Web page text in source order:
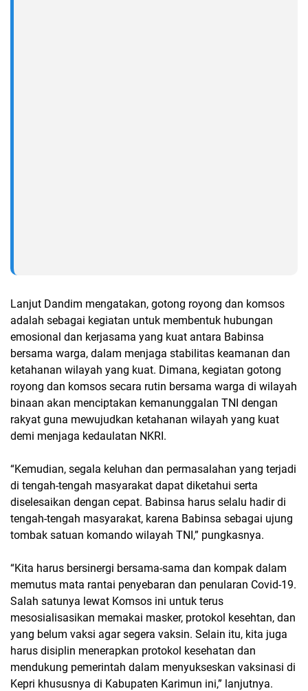
Lanjut Dandim mengatakan, gotong royong dan komsos
adalah sebagai kegiatan untuk membentuk hubungan
emosional dan kerjasama yang kuat antara Babinsa
bersama warga, dalam menjaga stabilitas keamanan dan
ketahanan wilayah yang kuat. Dimana, kegiatan gotong
royong dan komsos secara rutin bersama warga di wilayah
binaan akan menciptakan kemanunggalan TNI dengan
rakyat guna mewujudkan ketahanan wilayah yang kuat
demi menjaga kedaulatan NKRI.
“Kemudian, segala keluhan dan permasalahan yang terjadi
di tengah-tengah masyarakat dapat diketahui serta
diselesaikan dengan cepat. Babinsa harus selalu hadir di
tengah-tengah masyarakat, karena Babinsa sebagai ujung
tombak satuan komando wilayah TNI,” pungkasnya.
“Kita harus bersinergi bersama-sama dan kompak dalam
memutus mata rantai penyebaran dan penularan Covid-19.
Salah satunya lewat Komsos ini untuk terus
mesosialisasikan memakai masker, protokol kesehtan, dan
yang belum vaksi agar segera vaksin. Selain itu, kita juga
harus disiplin menerapkan protokol kesehatan dan
mendukung pemerintah dalam menyukseskan vaksinasi di
Kepri khususnya di Kabupaten Karimun ini,” lanjutnya.